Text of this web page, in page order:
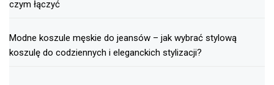
czym łączyć
Modne koszule męskie do jeansów – jak wybrać stylową
koszulę do codziennych i eleganckich stylizacji?